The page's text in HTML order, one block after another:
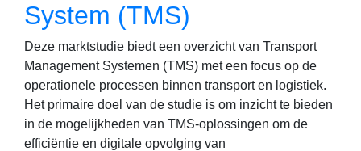
System (TMS)
Deze marktstudie biedt een overzicht van Transport
Management Systemen (TMS) met een focus op de
operationele processen binnen transport en logistiek.
Het primaire doel van de studie is om inzicht te bieden
in de mogelijkheden van TMS-oplossingen om de
efficiëntie en digitale opvolging van